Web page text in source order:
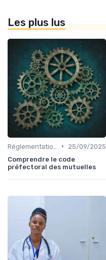
Les plus lus
•
25/09/2025
Comprendre le code
préfectoral des mutuelles